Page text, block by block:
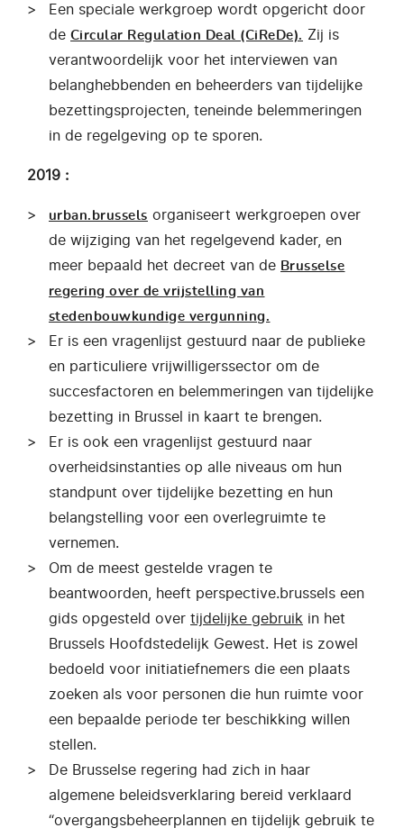
Een speciale werkgroep wordt opgericht door
de Circular Regulation Deal (CiReDe). Zij is
verantwoordelijk voor het interviewen van
belanghebbenden en beheerders van tijdelijke
bezettingsprojecten, teneinde belemmeringen
in de regelgeving op te sporen.
2019 :
urban.brussels organiseert werkgroepen over
de wijziging van het regelgevend kader, en
meer bepaald het decreet van de Brusselse
regering over de vrijstelling van
stedenbouwkundige vergunning.
Er is een vragenlijst gestuurd naar de publieke
en particuliere vrijwilligerssector om de
succesfactoren en belemmeringen van tijdelijke
bezetting in Brussel in kaart te brengen.
Er is ook een vragenlijst gestuurd naar
overheidsinstanties op alle niveaus om hun
standpunt over tijdelijke bezetting en hun
belangstelling voor een overlegruimte te
vernemen.
Om de meest gestelde vragen te
beantwoorden, heeft perspective.brussels een
gids opgesteld over tijdelijke gebruik in het
Brussels Hoofdstedelijk Gewest. Het is zowel
bedoeld voor initiatiefnemers die een plaats
zoeken als voor personen die hun ruimte voor
een bepaalde periode ter beschikking willen
stellen.
De Brusselse regering had zich in haar
algemene beleidsverklaring bereid verklaard
“overgangsbeheerplannen en tijdelijk gebruik te